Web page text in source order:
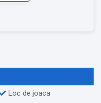
Loc de joaca